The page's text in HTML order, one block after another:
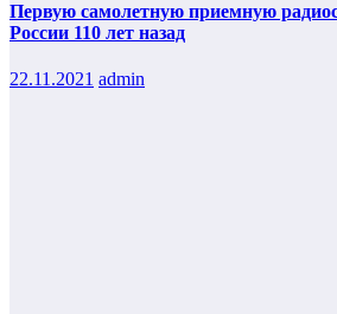
Первую самолетную приемную
России 110 лет назад
22.11.2021 admin